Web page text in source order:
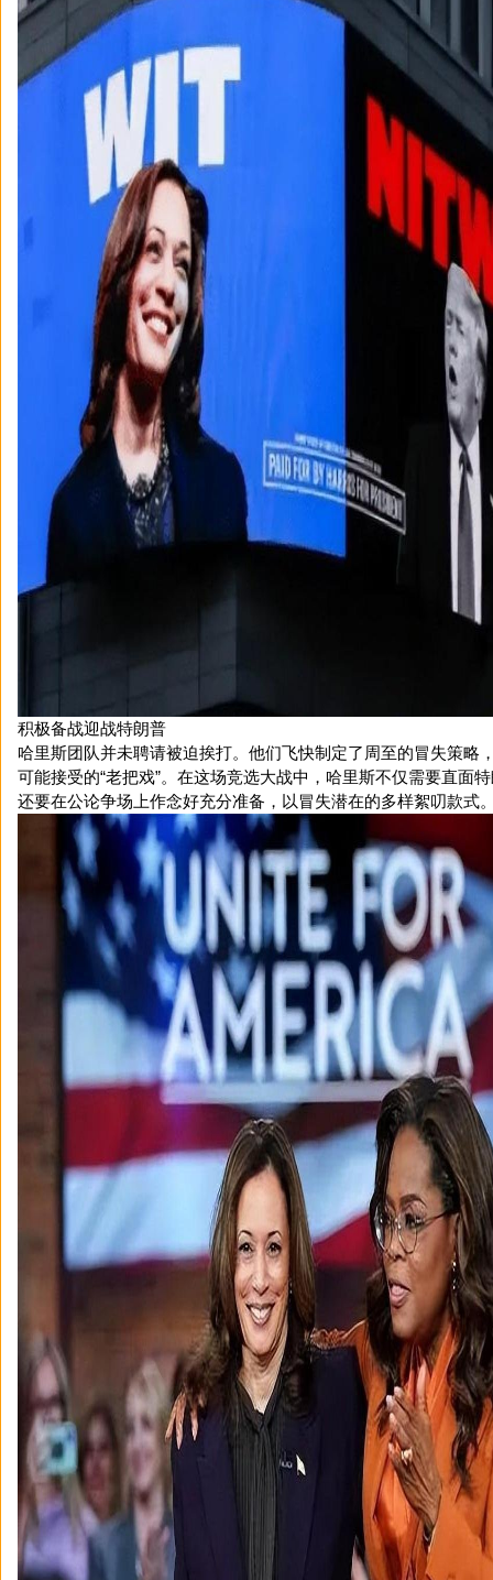
积极备战迎战特朗普
哈里斯团队并未聘请被迫挨打。他们飞快制定了周至的冒失策略
可能接受的“老把戏”。在这场竞选大战中，哈里斯不仅需要直面
还要在公论争场上作念好充分准备，以冒失潜在的多样絮叨款式